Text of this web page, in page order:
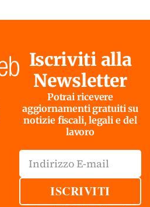
Iscriviti alla
Newsletter
Potrai ricevere
aggiornamenti gratuiti su
notizie fiscali, legali e del
lavoro
ISCRIVITI